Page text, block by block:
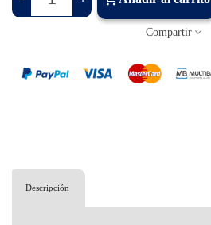
Compartir
Descripción